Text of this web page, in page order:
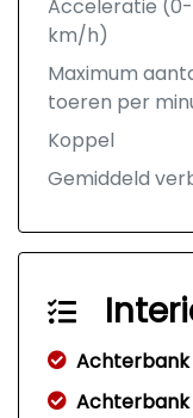
Acceleratie (0-
km/h)
Maximum
toeren per
Koppel
Gemiddeld